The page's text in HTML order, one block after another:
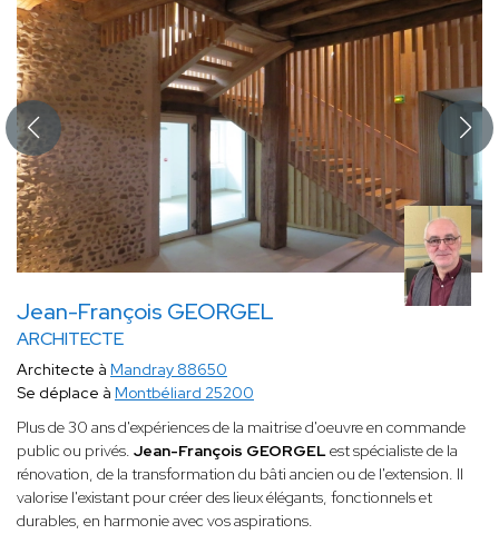
Jean-François GEORGEL
ARCHITECTE
Architecte à Mandray 88650
Se déplace à Montbéliard 25200
Plus de 30 ans d'expériences de la maitrise d'oeuvre en commande
public ou privés. Jean-François GEORGELest spécialiste de la
rénovation, de la transformation du bâti ancien ou de l'extension. Il
valorise l'existant pour créer des lieux élégants, fonctionnels et
durables, en harmonie avec vos aspirations.